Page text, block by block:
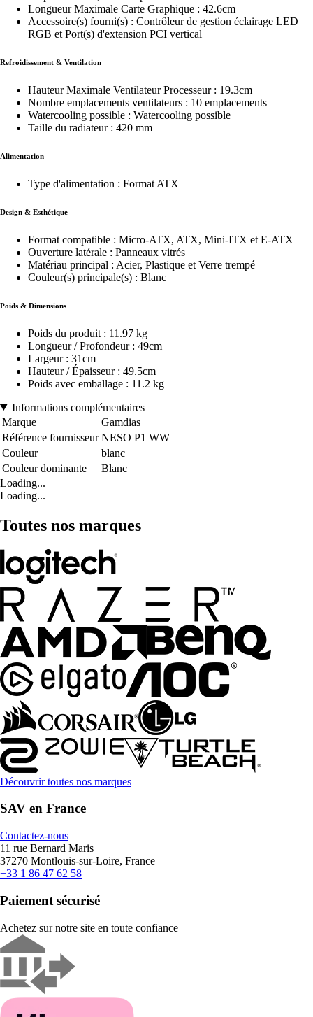
Longueur Maximale Carte Graphique : 42.6cm
Accessoire(s) fourni(s) : Contrôleur de gestion éclairage LED
RGB et Port(s) d'extension PCI vertical
Refroidissement & Ventilation
Hauteur Maximale Ventilateur Processeur : 19.3cm
Nombre emplacements ventilateurs : 10 emplacements
Watercooling possible : Watercooling possible
Taille du radiateur : 420 mm
Alimentation
Type d'alimentation : Format ATX
Design & Esthétique
Format compatible : Micro-ATX, ATX, Mini-ITX et E-ATX
Ouverture latérale : Panneaux vitrés
Matériau principal : Acier, Plastique et Verre trempé
Couleur(s) principale(s) : Blanc
Poids & Dimensions
Poids du produit : 11.97 kg
Longueur / Profondeur : 49cm
Largeur : 31cm
Hauteur / Épaisseur : 49.5cm
Poids avec emballage : 11.2 kg
Informations complémentaires
Marque
Gamdias
Référence fournisseur NESO P1 WW
Couleur
blanc
Couleur dominante
Blanc
Loading...
Loading...
Toutes nos marques
Découvrir toutes nos marques
SAV en France
Contactez-nous
11 rue Bernard Maris
37270 Montlouis-sur-Loire, France
+33 1 86 47 62 58
Paiement sécurisé
Achetez sur notre site en toute confiance